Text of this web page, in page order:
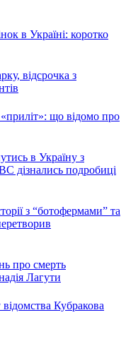
в Україні: коротко
відсрочка з
що відомо про
в Україну з
дізнались подробиці
з “ботофермами” та
про смерть
Лагути
Кубракова